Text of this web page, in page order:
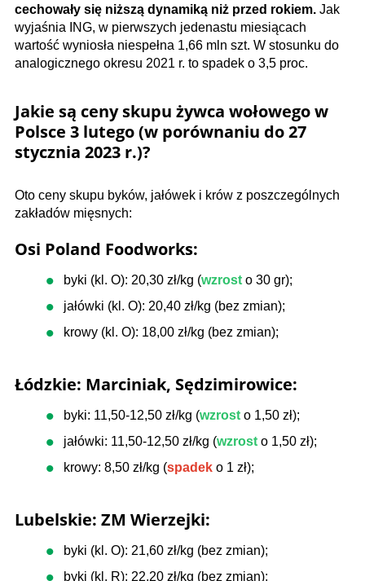
cechowały się niższą dynamiką niż przed rokiem. Jak
wyjaśnia ING, w pierwszych jedenastu miesiącach
wartość wyniosła niespełna 1,66 mln szt. W stosunku do
analogicznego okresu 2021 r. to spadek o 3,5 proc.
Jakie są ceny skupu żywca wołowego w
Polsce 3 lutego (w porównaniu do 27
stycznia 2023 r.)?
Oto ceny skupu byków, jałówek i krów z poszczególnych
zakładów mięsnych:
Osi Poland Foodworks:
byki (kl. O): 20,30 zł/kg (wzrost o 30 gr);
jałówki (kl. O): 20,40 zł/kg (bez zmian);
krowy (kl. O): 18,00 zł/kg (bez zmian);
Łódzkie: Marciniak, Sędzimirowice:
byki: 11,50-12,50 zł/kg (wzrost o 1,50 zł);
jałówki: 11,50-12,50 zł/kg (wzrost o 1,50 zł);
krowy: 8,50 zł/kg (spadek o 1 zł);
Lubelskie: ZM Wierzejki:
byki (kl. O): 21,60 zł/kg (bez zmian);
byki (kl. R): 22,20 zł/kg (bez zmian);